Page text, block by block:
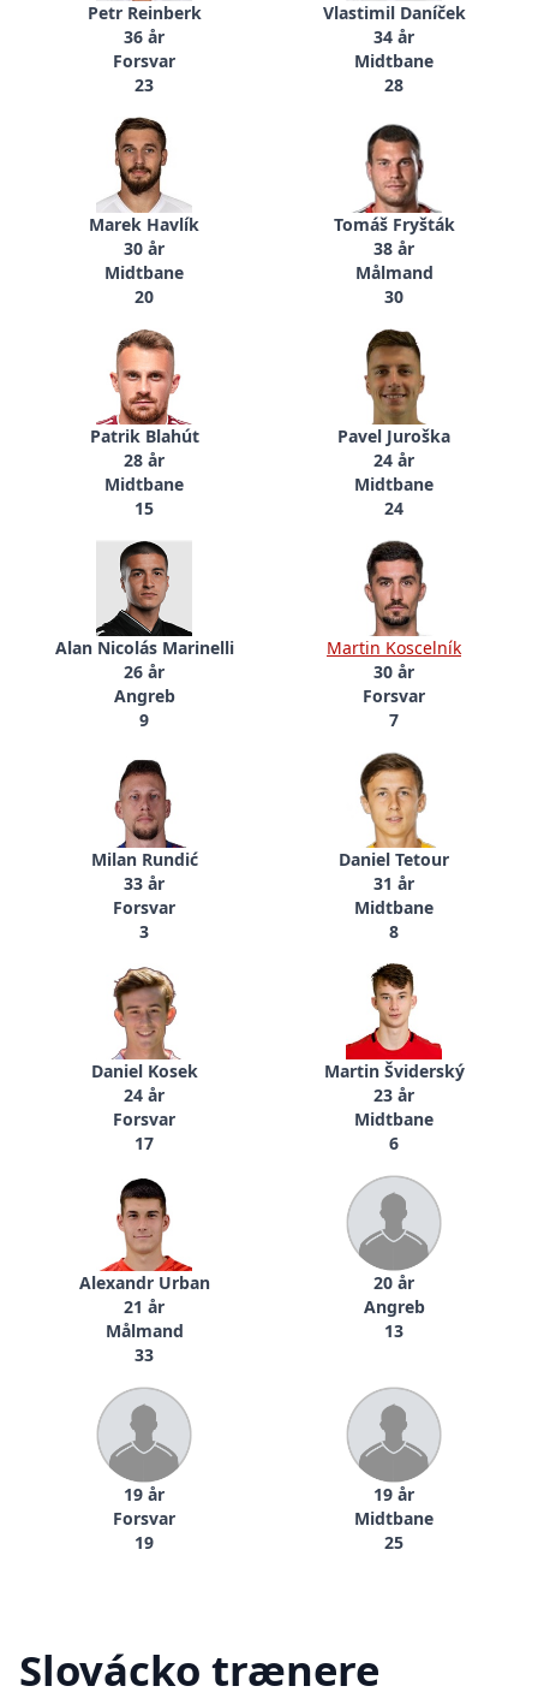
Petr Reinberk
36 år
Forsvar
23
Vlastimil Daníček
34 år
Midtbane
28
Marek Havlík
30 år
Midtbane
20
Tomáš Fryšták
38 år
Målmand
30
Patrik Blahút
28 år
Midtbane
15
Pavel Juroška
24 år
Midtbane
24
Alan Nicolás Marinelli
26 år
Angreb
9
Martin Koscelník
30 år
Forsvar
7
Milan Rundić
33 år
Forsvar
3
Daniel Tetour
31 år
Midtbane
8
Daniel Kosek
24 år
Forsvar
17
Martin Šviderský
23 år
Midtbane
6
Alexandr Urban
21 år
Målmand
33
20 år
Angreb
13
19 år
Forsvar
19
19 år
Midtbane
25
Slovácko trænere